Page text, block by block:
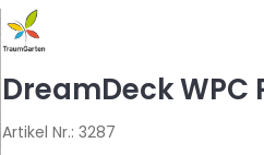
DreamDeck WPC
Artikel Nr.: 3287